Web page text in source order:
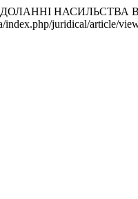
ПОДОЛАННІ
index.php/juridical/article/